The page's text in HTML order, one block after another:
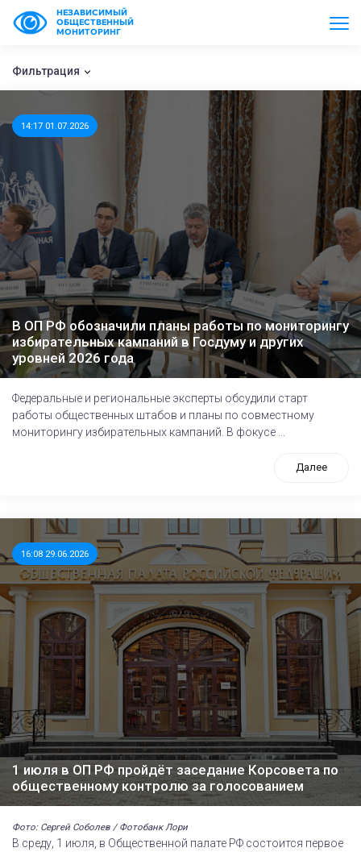
НЕЗАВИСИМЫЙ
ОБЩЕСТВЕННЫЙ
МОНИТОРИНГ
Фильтрация
14:17 01.07.2026
В ОП РФ обозначили планы работы по мониторингу
избирательных кампаний в Госдуму и других
уровней 2026 года
Федеральные и региональные эксперты обсудили старт
работы общественных штабов и планы по совместному
мониторингу избирательных кампаний. В фокусе ...
Далее
16:08 29.06.2026
1 июля в ОП РФ пройдёт заседание Корсовета по
общественному контролю за голосованием
Фото: Сергей Соболев / Фотобанк Лори
В среду, 1 июля, в Общественной палате РФ состоится первое